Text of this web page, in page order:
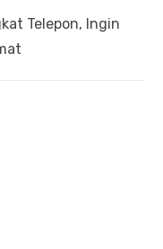
Telepon, Ingin